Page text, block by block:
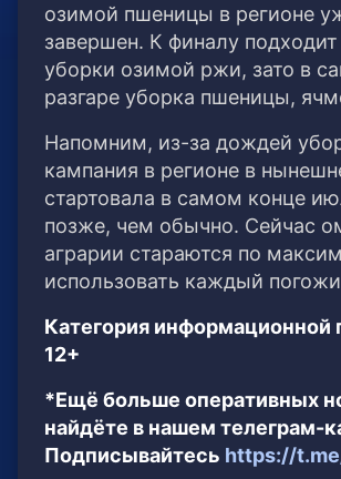
озимой пшеницы в регионе
завершен. К финалу
уборки озимой ржи, зато в
разгаре уборка пшеницы,
Напомним, из-за дождей
кампания в регионе в
стартовала в самом конце
позже, чем обычно. Сейчас
аграрии стараются по
использовать каждый
Категория информационной
12+
*Ещё больше оперативных
найдёте в нашем телеграм-
Подписывайтесь https://